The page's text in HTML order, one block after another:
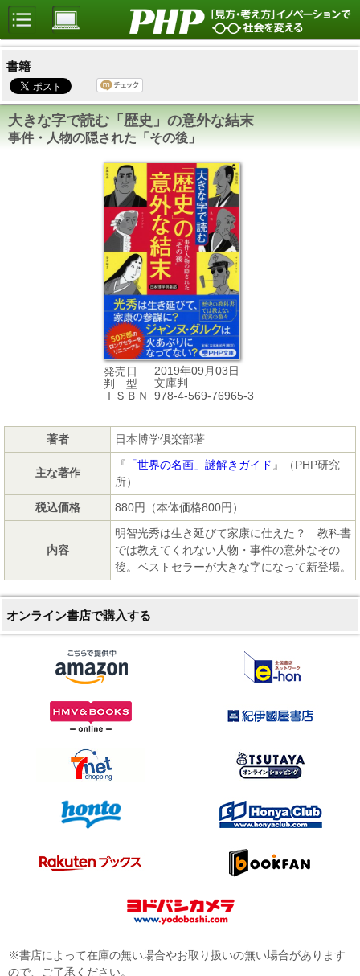
書籍
大きな字で読む「歴史」の意外な結末
事件・人物の隠された「その後」
発売日
2019年09月03日
判 型
文庫判
ＩＳＢＮ
978-4-569-76965-3
著者 日本博学倶楽部著
主な著作
『 「世界の名画」謎解きガイド 』（PHP研究
所）
税込価格
880円（本体価格800円）
内容
明智光秀は生き延びて家康に仕えた？ 教科書
では教えてくれない人物・事件の意外なその
後。ベストセラーが大きな字になって新登場。
オンライン書店で購入する
※書店によって在庫の無い場合やお取り扱いの無い場合があります
ので、ご了承ください。